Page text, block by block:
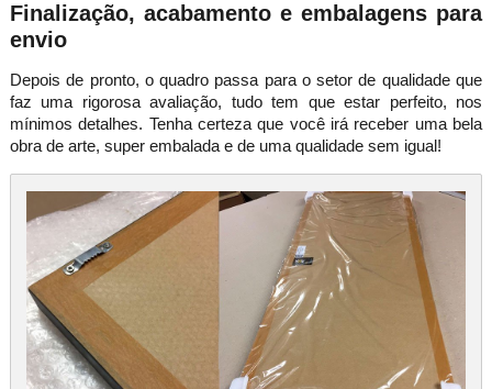
Finalização, acabamento e embalagens para
envio
Depois de pronto, o quadro passa para o setor de qualidade que
faz uma rigorosa avaliação, tudo tem que estar perfeito, nos
mínimos detalhes. Tenha certeza que você irá receber uma bela
obra de arte, super embalada e de uma qualidade sem igual!